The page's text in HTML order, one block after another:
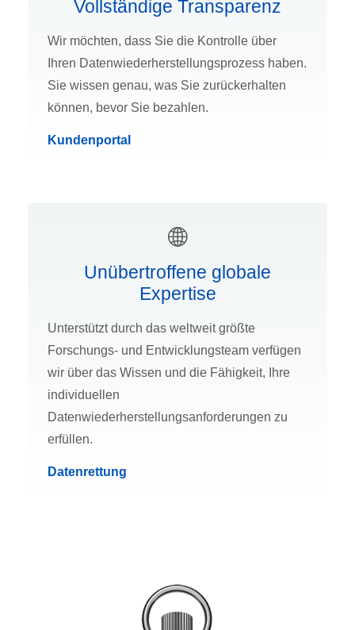
Vollständige Transparenz
Wir möchten, dass Sie die Kontrolle über
Ihren Datenwiederherstellungsprozess haben.
Sie wissen genau, was Sie zurückerhalten
können, bevor Sie bezahlen.
Kundenportal
Unübertroffene globale
Expertise
Unterstützt durch das weltweit größte
Forschungs- und Entwicklungsteam verfügen
wir über das Wissen und die Fähigkeit, Ihre
individuellen
Datenwiederherstellungsanforderungen zu
erfüllen.
Datenrettung